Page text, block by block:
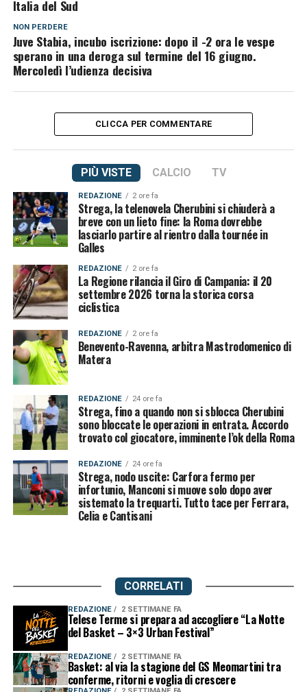
Italia del Sud
NON PERDERE
Juve Stabia, incubo iscrizione: dopo il -2 ora le vespe
sperano in una deroga sul termine del 16 giugno.
Mercoledì l’udienza decisiva
CLICCA PER COMMENTARE
PIÙ VISTE CALCIO TV
REDAZIONE 2 ore fa
Strega, la telenovela Cherubini si chiuderà a
breve con un lieto fine: la Roma dovrebbe
lasciarlo partire al rientro dalla tournée in
Galles
REDAZIONE 2 ore fa
La Regione rilancia il Giro di Campania: il 20
settembre 2026 torna la storica corsa
ciclistica
REDAZIONE 2 ore fa
Benevento-Ravenna, arbitra Mastrodomenico di
Matera
REDAZIONE 24 ore fa
Strega, fino a quando non si sblocca Cherubini
sono bloccate le operazioni in entrata. Accordo
trovato col giocatore, imminente l’ok della Roma
REDAZIONE 24 ore fa
Strega, nodo uscite: Carfora fermo per
infortunio, Manconi si muove solo dopo aver
sistemato la trequarti. Tutto tace per Ferrara,
Celia e Cantisani
CORRELATI
REDAZIONE 2 SETTIMANE FA
Telese Terme si prepara ad accogliere “La Notte
del Basket – 3×3 Urban Festival”
REDAZIONE 2 SETTIMANE FA
Basket: al via la stagione del GS Meomartini tra
conferme, ritorni e voglia di crescere